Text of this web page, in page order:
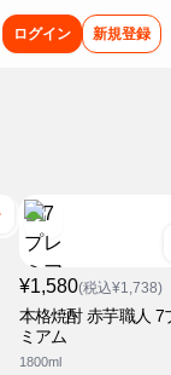
ログイン 新規登録
¥1,580(税込¥1,738)
本格焼酎 赤芋職人 7
ミアム
1800ml